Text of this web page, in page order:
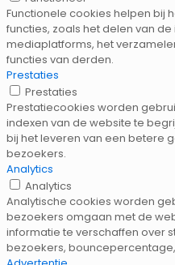
Functionele cookies helpen bij
functies, zoals het delen van
mediaplatforms, het
functies van derden.
Prestaties
Prestaties
Prestatiecookies worden
indexen van de website te
bij het leveren van een betere
bezoekers.
Analytics
Analytics
Analytische cookies worden
bezoekers omgaan met de
informatie te verschaffen over
bezoekers,